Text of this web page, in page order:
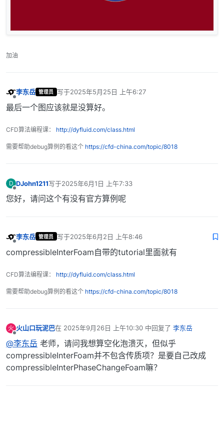
加油
离线
李东岳 管理员 写于2025年5月25日 上午6:27
最后由 编辑
最后一个图应该就是没算好。
CFD算法编程课： http://dyfluid.com/class.html
需要帮助debug算例的看这个 https://cfd-china.com/topic/8018
D DJohn1211写于2025年6月1日 上午7:33
最后由 编辑
您好，请问这个有没有官方算例呢
李东岳 管理员 写于2025年6月2日 上午8:46
最后由 编辑
compressibleInterFoam自带的tutorial里面就有
CFD算法编程课： http://dyfluid.com/class.html
需要帮助debug算例的看这个 https://cfd-china.com/topic/8018
火
离线
火山口玩泥巴在 2025年9月26日 上午10:30 中回复了 李东岳
最后由 编辑
@李东岳 老师，请问我想算空化泡溃灭，但似乎
compressibleInterFoam并不包含传质项？是要自己改成
compressibleInterPhaseChangeFoam嘛？